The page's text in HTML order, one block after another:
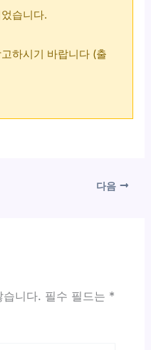
습니다.
하시기 바랍니다 (출
다음
습니다. 필수 필드는 *